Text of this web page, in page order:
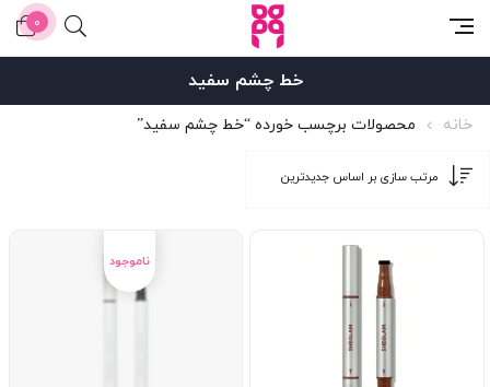
0
خط چشم سفید
خانه محصولات برچسب خورده “خط چشم سفید”